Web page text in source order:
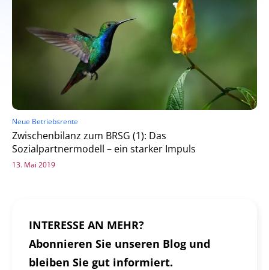
Neue Betriebsrente
Zwischenbilanz zum BRSG (1): Das
Sozialpartnermodell – ein starker Impuls
13. Mai 2019
INTERESSE AN MEHR?
Abonnieren Sie unseren Blog und
bleiben Sie gut informiert.